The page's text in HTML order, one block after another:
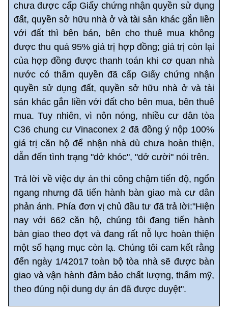
chưa được cấp Giấy chứng nhận quyền sử dụng
đất, quyền sở hữu nhà ở và tài sản khác gắn liền
với đất thì bên bán, bên cho thuê mua không
được thu quá 95% giá trị hợp đồng; giá trị còn lại
của hợp đồng được thanh toán khi cơ quan nhà
nước có thẩm quyền đã cấp Giấy chứng nhận
quyền sử dụng đất, quyền sở hữu nhà ở và tài
sản khác gắn liền với đất cho bên mua, bên thuê
mua. Tuy nhiên, vì nôn nóng, nhiều cư dân tòa
C36 chung cư Vinaconex 2 đã đồng ý nộp 100%
giá trị căn hộ để nhận nhà dù chưa hoàn thiện,
dẫn đến tình trạng "dở khóc", "dở cười" nói trên.
Trả lời về việc dự án thi công chậm tiến độ, ngổn
ngang nhưng đã tiến hành bàn giao mà cư dân
phản ánh. Phía đơn vị chủ đầu tư đã trả lời:"Hiện
nay với 662 căn hộ, chúng tôi đang tiến hành
bàn giao theo đợt và đang rất nỗ lực hoàn thiện
một số hạng mục còn lạ. Chúng tôi cam kết rằng
đến ngày 1/42017 toàn bộ tòa nhà sẽ được bàn
giao và vận hành đảm bảo chất lượng, thẩm mỹ,
theo đúng nội dung dự án đã được duyệt".